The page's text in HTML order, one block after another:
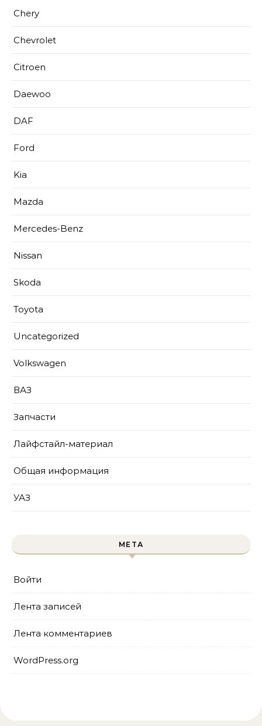
Chery
Chevrolet
Citroen
Daewoo
DAF
Ford
Kia
Mazda
Mercedes-Benz
Nissan
Skoda
Toyota
Uncategorized
Volkswagen
ВАЗ
Запчасти
Лайфстайл-материал
Общая информация
УАЗ
МЕТА
Войти
Лента записей
Лента комментариев
WordPress.org